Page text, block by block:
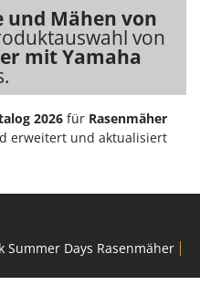
und Mähen von
von
mit Yamaha
2026 für Rasenmäher
erweitert und aktualisiert
Summer Days Rasenmäher